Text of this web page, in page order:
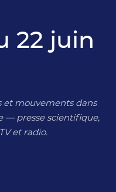
22 juin
et mouvements dans
— presse scientifique,
et radio.